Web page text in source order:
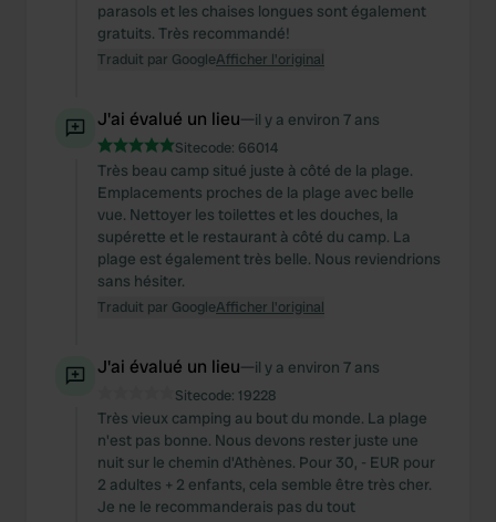
parasols et les chaises longues sont également
gratuits. Très recommandé!
Traduit par GoogleAfficher l'original
J'ai évalué un lieu—il y a environ 7 ans
Sitecode: 66014
Très beau camp situé juste à côté de la plage.
Emplacements proches de la plage avec belle
vue. Nettoyer les toilettes et les douches, la
supérette et le restaurant à côté du camp. La
plage est également très belle. Nous reviendrions
sans hésiter.
Traduit par GoogleAfficher l'original
J'ai évalué un lieu—il y a environ 7 ans
Sitecode: 19228
Très vieux camping au bout du monde. La plage
n'est pas bonne. Nous devons rester juste une
nuit sur le chemin d'Athènes. Pour 30, - EUR pour
2 adultes + 2 enfants, cela semble être très cher.
Je ne le recommanderais pas du tout